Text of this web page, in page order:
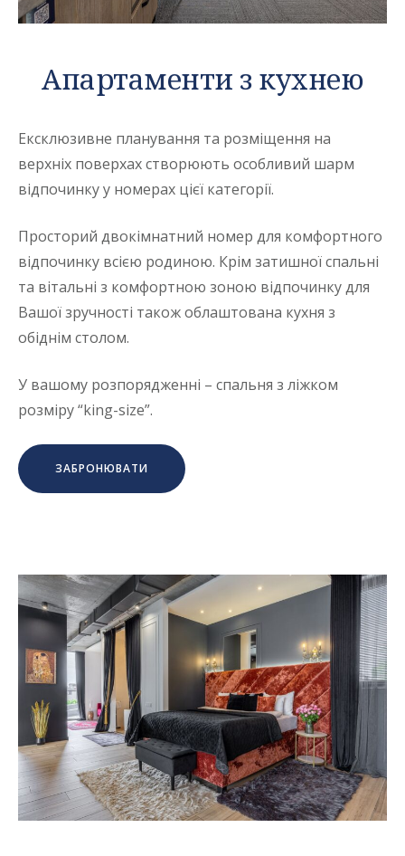
Апартаменти з кухнею
Ексклюзивне планування та розміщення на
верхніх поверхах створюють особливий шарм
відпочинку у номерах цієї категорії.
Просторий двокімнатний номер для комфортного
відпочинку всією родиною. Крім затишної спальні
та вітальні з комфортною зоною відпочинку для
Вашої зручності також облаштована кухня з
обіднім столом.
У вашому розпорядженні – спальня з ліжком
розміру “king-size”.
ЗАБРОНЮВАТИ